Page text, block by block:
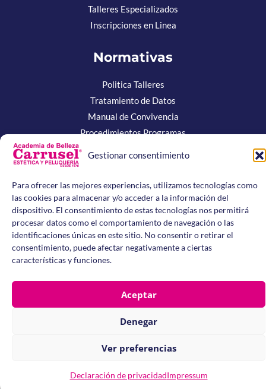
Gestionar consentimiento
Para ofrecer las mejores experiencias, utilizamos tecnologías como
las cookies para almacenar y/o acceder a la información del
dispositivo. El consentimiento de estas tecnologías nos permitirá
procesar datos como el comportamiento de navegación o las
identificaciones únicas en este sitio. No consentir o retirar el
consentimiento, puede afectar negativamente a ciertas
características y funciones.
Aceptar
Denegar
Ver preferencias
Declaración de privacidadImpressum
Talleres Especializados
Inscripciones en Linea
Normativas
Politica Talleres
Tratamiento de Datos
Manual de Convivencia
Procedimientos Programas
Academia de Belleza Carrusel –Carrera 25 # 4 – 55, San
Fernando, Cali – Valle del Cauca, Colombia- Teléfonos:
3156479012– 3164710534 – 3175618732
Email: info@academiacarrusel.edu.co - Resolución No.
4143.2.21.6840 del 18 de agosto de 2009 - Secretaría de
Educación Municipal de Santiago de Cali.
La Academia de Belleza Carrusel es una Institución de Educación
para el Trabajo y el Desarrollo Humano, sujeta a inspección y
vigilancia por parte de la Secretaría de Educación de Santiago de
Aviso de Privacidad